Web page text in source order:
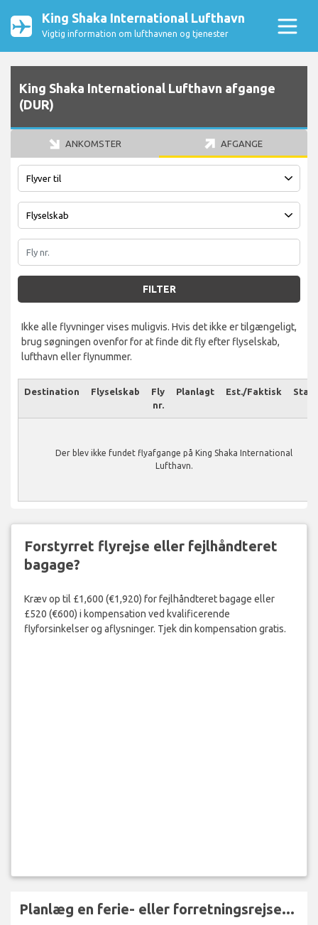
King Shaka International Lufthavn
Vigtig information om lufthavnen og tjenester
King Shaka International Lufthavn afgange
(DUR)
ANKOMSTER AFGANGE
FILTER
Ikke alle flyvninger vises muligvis. Hvis det ikke er tilgængeligt,
brug søgningen ovenfor for at finde dit fly efter flyselskab,
lufthavn eller flynummer.
Destination Flyselskab
Fly
nr.
Planlagt Est./Faktisk
Der blev ikke fundet flyafgange på King Shaka International
Lufthavn.
Forstyrret flyrejse eller fejlhåndteret
bagage?
Kræv op til £1,600 (€1,920) for fejlhåndteret bagage eller
£520 (€600) i kompensation ved kvalificerende
flyforsinkelser og aflysninger. Tjek din kompensation gratis.
Planlæg en ferie- eller forretningsrejse...